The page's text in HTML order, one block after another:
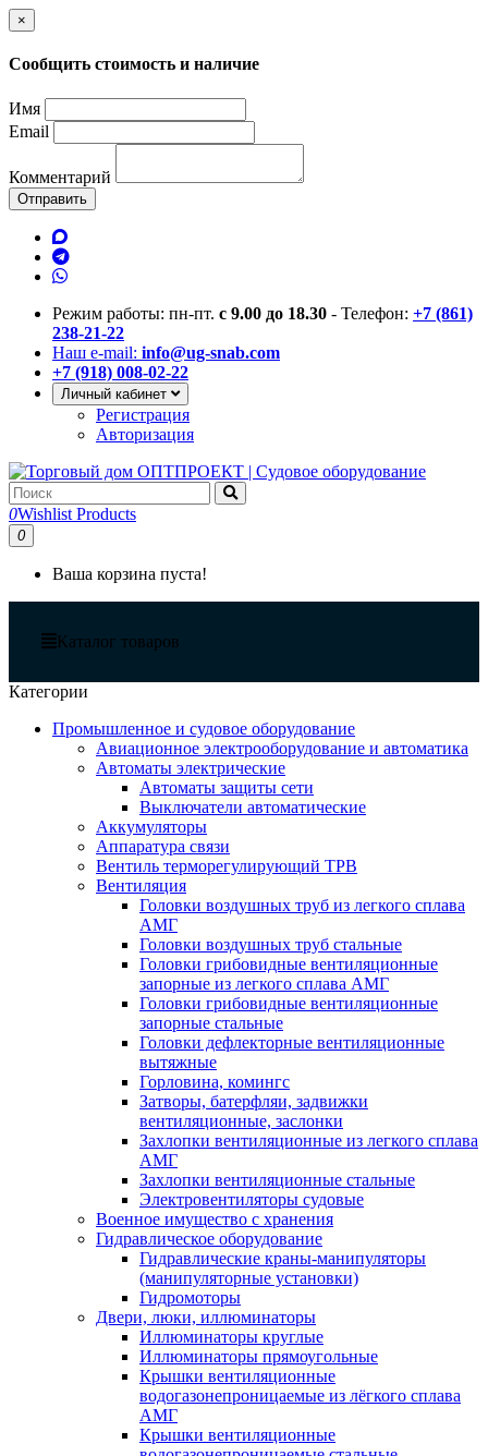
×
Сообщить стоимость и наличие
Имя
Email
Комментарий
Отправить
Режим работы: пн-пт. с 9.00 до 18.30 - Телефон: +7 (861)
238-21-22
Наш e-mail: info@ug-snab.com
+7 (918) 008-02-22
Личный кабинет
Регистрация
Авторизация
0Wishlist Products
0
Ваша корзина пуста!
Каталог товаров
Категории
Промышленное и судовое оборудование
Авиационное электрооборудование и автоматика
Автоматы электрические
Автоматы защиты сети
Выключатели автоматические
Аккумуляторы
Аппаратура связи
Вентиль терморегулирующий ТРВ
Вентиляция
Головки воздушных труб из легкого сплава
АМГ
Головки воздушных труб стальные
Головки грибовидные вентиляционные
запорные из легкого сплава АМГ
Головки грибовидные вентиляционные
запорные стальные
Головки дефлекторные вентиляционные
вытяжные
Горловина, комингс
Затворы, батерфляи, задвижки
вентиляционные, заслонки
Захлопки вентиляционные из легкого сплава
АМГ
Захлопки вентиляционные стальные
Электровентиляторы судовые
Военное имущество с хранения
Гидравлическое оборудование
Гидравлические краны-манипуляторы
(манипуляторные установки)
Гидромоторы
Двери, люки, иллюминаторы
Иллюминаторы круглые
Иллюминаторы прямоугольные
Крышки вентиляционные
водогазонепроницаемые из лёгкого сплава
АМГ
Крышки вентиляционные